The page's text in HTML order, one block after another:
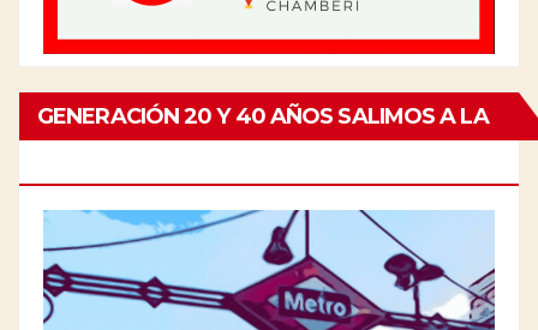
GENERACIÓN 20 Y 40 AÑOS SALIMOS A LA